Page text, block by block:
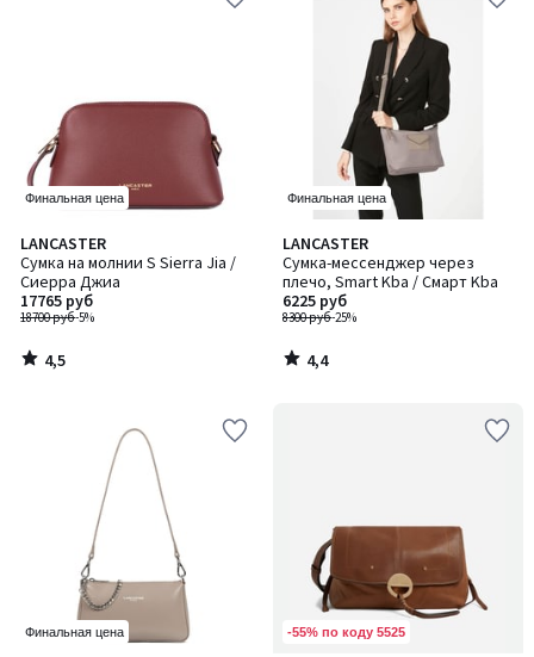
Финальная цена
LANCASTER
Сумка на молнии S Sierra Jia /
Сиерра Джиа
18700 руб-5%
17765 руб
4,5
/ 5
4,5
/
Финальная цена
LANCASTER
Сумка-мессенджер через
плечо, Smart Kba / Смарт Kba
8300 руб-25%
6225 руб
4,4
/ 5
4,4
/
Финальная цена -55% по коду 5525